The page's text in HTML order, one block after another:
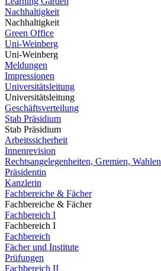
Nachhaltigkeit
Nachhaltigkeit
Green Office
Uni-Weinberg
Uni-Weinberg
Meldungen
Impressionen
Universitätsleitung
Universitätsleitung
Geschäftsverteilung
Stab Präsidium
Stab Präsidium
Arbeitssicherheit
Innenrevision
Rechtsangelegenheiten, Gremien, Wahlen
Präsidentin
Kanzlerin
Fachbereiche & Fächer
Fachbereiche & Fächer
Fachbereich I
Fachbereich I
Fachbereich
Fächer und Institute
Prüfungen
Fachbereich II